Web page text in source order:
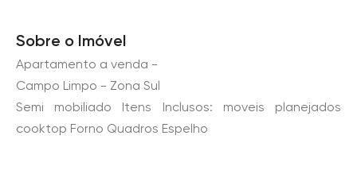
Sobre o Imóvel
Apartamento a venda -
Campo Limpo - Zona Sul
Semi mobiliado Itens Inclusos: moveis planejados
cooktop Forno Quadros Espelho